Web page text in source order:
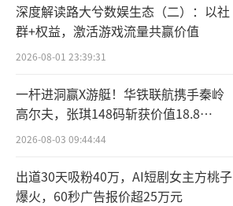
深度解读路大兮数娱生态（二）：以社
群+权益，激活游戏流量共赢价值
2026-08-01 23:39:31
一杆进洞赢X游艇！华铁联航携手秦岭
高尔夫，张琪148码斩获价值18.8
万“十年豪华新能源智能游艇出海权
2026-08-03 09:44:44
出道30天吸粉40万，AI短剧女主方桃子
爆火，60秒广告报价超25万元